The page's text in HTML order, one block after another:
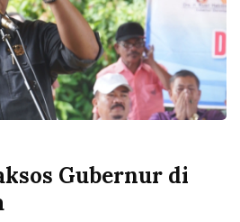
Gubernur di